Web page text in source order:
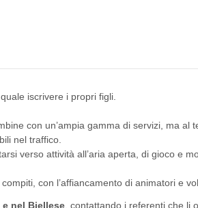
iscrivere i propri figli.
con un’ampia gamma di servizi, ma
nel traffico.
verso attività all’aria aperta, di gioco e
con l’affiancamento di animatori e
nel Biellese , contattando i referenti che li